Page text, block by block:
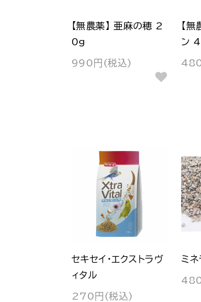
【無農薬】 亜麻の穂 2
0g
990円(税込)
【
ン
セキセイ・エクストラヴ
ィタル
270円(税込)
ミ